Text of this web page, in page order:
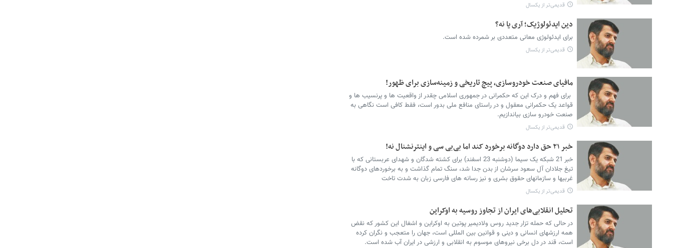
قدیمی‌تر از یکسال
دین ایدئولوژیک؛ آری یا نه؟
برای ایدئولوژی معانی متعددی بر شمرده شده است.
قدیمی‌تر از یکسال
مافیای صنعت خودروسازی، پیچ تاریخی و زمینه‌سازی برای ظهور!
برای فهم و درک این که حکمرانی در جمهوری اسلامی چقدر از واقعیت ها و پرنسیب ها و
قواعد یک حکمرانی معقول و در راستای منافع ملی بدور است، فقط کافی است نگاهی به
صنعت خودرو سازی بیاندازیم.
قدیمی‌تر از یکسال
خبر ۲۱ حق دارد دوگانه برخورد کند اما بی‌بی سی و اینترنشنال نه!
خبر 21 شبکه یک سیما (دوشنبه 23 اسفند) برای کشته شدگان و شهدای عربستانی که با
تیغ جلادان آل سعود سرشان از بدن جدا شد، سنگ تمام گذاشت و به برخوردهای دوگانه
غربیها و سازمانهای حقوق بشری و نیز رسانه های فارسی زبان به شدت تاخت
قدیمی‌تر از یکسال
تحلیل انقلابی‌های ایران از تجاوز روسیه به اوکراین
در حالی که حمله تزار جدید روس ولادیمیر پوتین به اوکراین و اشغال این کشور که نقض
همه ارزشهای انسانی و دینی و قوانین بین المللی است، جهان را متعجب و نگران کرده
است، قند در دل برخی نیروهای موسوم به انقلابی و ارزشی در ایران آب شده است.